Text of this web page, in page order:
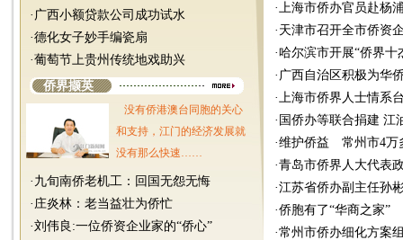
· 广西小额贷款公司成功试水
·德化女子妙手编瓷扇
·葡萄节上贵州传统地戏助兴
侨界撷英
没有侨港澳台同胞的关心
和支持，江门的经济发展就
没有那么快速……
· 九旬南侨老机工：回国无怨无悔
· 庄炎林：老当益壮为侨忙
·刘伟良:一位侨资企业家的“侨心”
·上海市侨办官员赴杨
· 天津市召开全市侨资
·哈尔滨市开展“侨界十
· 广西自治区积极为华
·上海市侨界人士情系
· 国侨办等联合捐建 江
·维护侨益 常州市4万
·青岛市侨界人大代表
·江苏省侨办副主任孙
·侨胞有了“华商之家”
·常州市侨办细化方案